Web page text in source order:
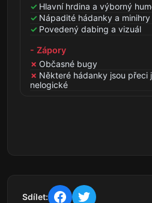
Hlavní hrdina a výborný
Nápadité hádanky a minihry
Povedený dabing a vizuál
- Zápory
Občasné bugy
Některé hádanky jsou přeci
nelogické
Sdílet: